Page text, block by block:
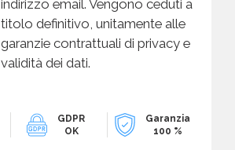
indirizzo email. Vengono ceduti a
titolo definitivo, unitamente alle
garanzie contrattuali di privacy e
validità dei dati.
GDPR
OK
Garanzia
100 %